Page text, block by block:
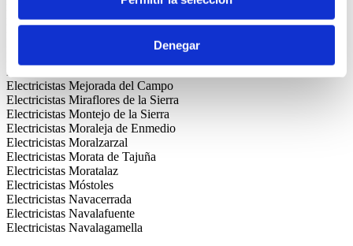
Denegar
Electricistas Lucero
Electricistas Madrid Centro
Electricistas Meco
Electricistas Mejorada del Campo
Electricistas Miraflores de la Sierra
Electricistas Montejo de la Sierra
Electricistas Moraleja de Enmedio
Electricistas Moralzarzal
Electricistas Morata de Tajuña
Electricistas Moratalaz
Electricistas Móstoles
Electricistas Navacerrada
Electricistas Navalafuente
Electricistas Navalagamella